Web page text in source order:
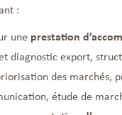
:
une prestation
diagnostic export,
des marchés,
étude de